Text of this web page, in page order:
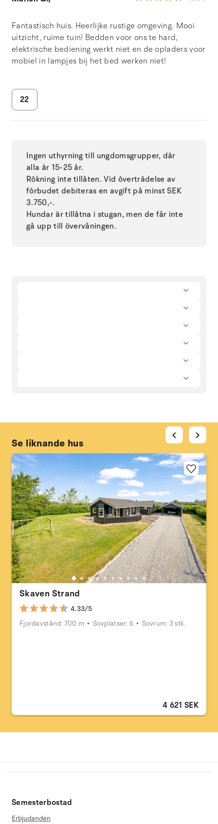
Fantastisch huis. Heerlijke rustige omgeving. Mooi
uitzicht, ruime tuin! Bedden voor ons te hard,
elektrische bediening werkt niet en de opladers voor
mobiel in lampjes bij het bed werken niet!
22
Ingen uthyrning till ungdomsgrupper, dâr
alla âr 15-25 år.
Rôkning inte tillåten. Vid ôvertrâdelse av
fôrbudet debiteras en avgift på minst SEK
3.750,-.
Hundar är tillåtna i stugan, men de får inte
gå upp till övervåningen.
Se liknande hus
Skaven Strand
4.33/5
Fjordavstånd: 700 m
Sovplatser: 6 Sovrum: 3 stk.
4 621 SEK
chevron_left chevron_right
Semesterbostad
Erbjudanden